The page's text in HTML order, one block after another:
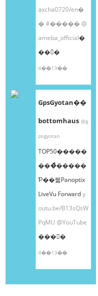
axcha0720/en�
�#����֥�@
ameba_official�
��󤫤�
4��13��
GpsGyotan��
bottomhaus @g
psgyotan
TOP50�����
���ͤ�����
Ƥ��줿Panoptix
LiveVu Forwardy
outu.be/B13sQsW
PqMU @YouTube
���󤫤�
4��13��